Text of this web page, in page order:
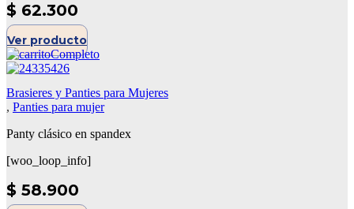
$ 62.300
Ver producto
Brasieres y Panties para Mujeres
, Panties para mujer
Panty clásico en spandex
[woo_loop_info]
$ 58.900